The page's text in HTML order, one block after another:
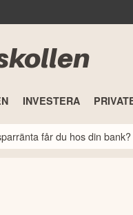
INVESTERA
får du hos din